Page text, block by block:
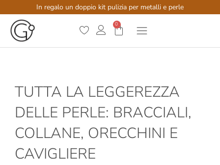
In regalo un doppio kit pulizia per metalli e perle
0
TUTTA LA LEGGEREZZA
DELLE PERLE: BRACCIALI,
COLLANE, ORECCHINI E
CAVIGLIERE